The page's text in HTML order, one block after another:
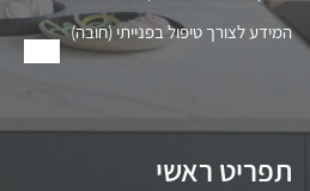
המידע לצורך טיפול בפנייתי (חובה)
תפריט ראשי